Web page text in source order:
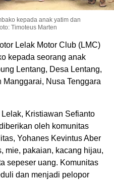
kepada anak yatim dan
Timoteus Marten
Lelak Motor Club (LMC)
kepada seorang anak
Lentang, Desa Lentang,
Nusa Tenggara
Kristiawan Sefianto
oleh komunitas
Yohanes Kevintus Aber
mie, pakaian, kacang hijau,
sepeser uang. Komunitas
dan menjadi pelopor